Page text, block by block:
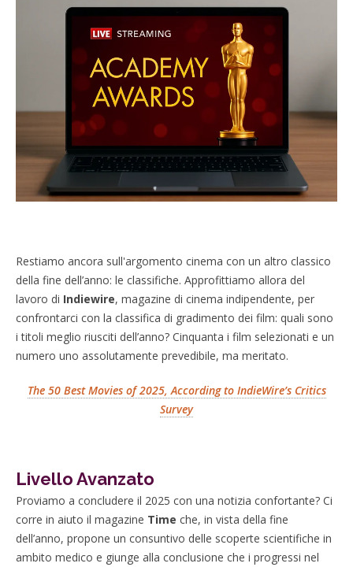
Restiamo ancora sull'argomento cinema con un altro classico
della fine dell’anno: le classifiche. Approfittiamo allora del
lavoro di Indiewire, magazine di cinema indipendente, per
confrontarci con la classifica di gradimento dei film: quali sono
i titoli meglio riusciti dell’anno? Cinquanta i film selezionati e un
numero uno assolutamente prevedibile, ma meritato.
The 50 Best Movies of 2025, According to IndieWire’s Critics
Survey
Livello Avanzato
Proviamo a concludere il 2025 con una notizia confortante? Ci
corre in aiuto il magazine Time che, in vista della fine
dell’anno, propone un consuntivo delle scoperte scientifiche in
ambito medico e giunge alla conclusione che i progressi nel